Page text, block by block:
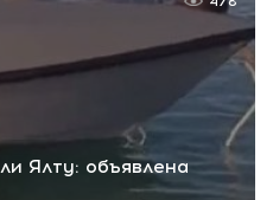
Ялту: объявлена